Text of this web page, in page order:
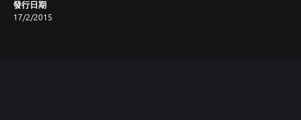
發行日期
17/2/2015